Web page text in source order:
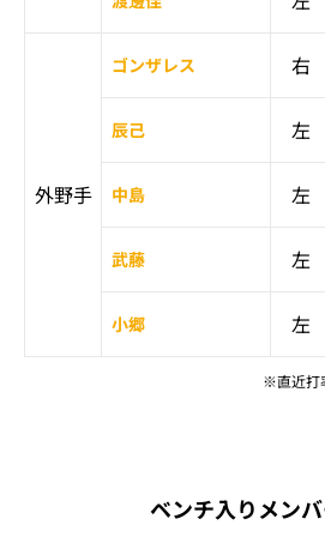
外野手
ゴンザレス 右
辰己 左
中島 左
武藤 左
小郷 左
※直近打
ベンチ入りメン